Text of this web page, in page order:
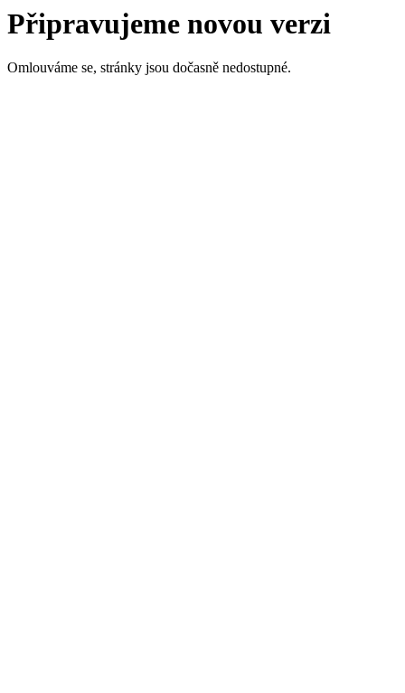
Připravujeme novou verzi
Omlouváme se, stránky jsou dočasně nedostupné.